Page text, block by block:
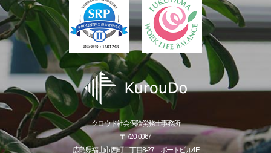
クロウド社会保険労務士事務所
〒720-0067
広島県福山市西町二丁目8-27 ポートビル4F